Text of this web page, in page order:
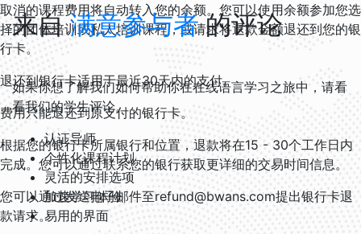
取消的课程费用将自动转入您的余额。您可以使用余额参加您选
择的团体培训或私人培训课程，或请求将退款金额退还到您的银
行卡。
退还到银行卡适用于最近30天内的支付。
费用只能退还到原支付的银行卡。
根据您的银行卡所属银行和位置，退款将在15 - 30个工作日内
完成。您可以通过联系您的银行获取更详细的交易时间信息。
您可以通过发送电子邮件至refund@bwans.com提出银行卡退
款请求。
来自满意参与者的评论
如果你想了解我们如何帮助你在在线语言学习之旅中，请看
看我们的学生评论。
认证导师
个性化课程计划
灵活的安排选项
加速学习体验
易用的界面